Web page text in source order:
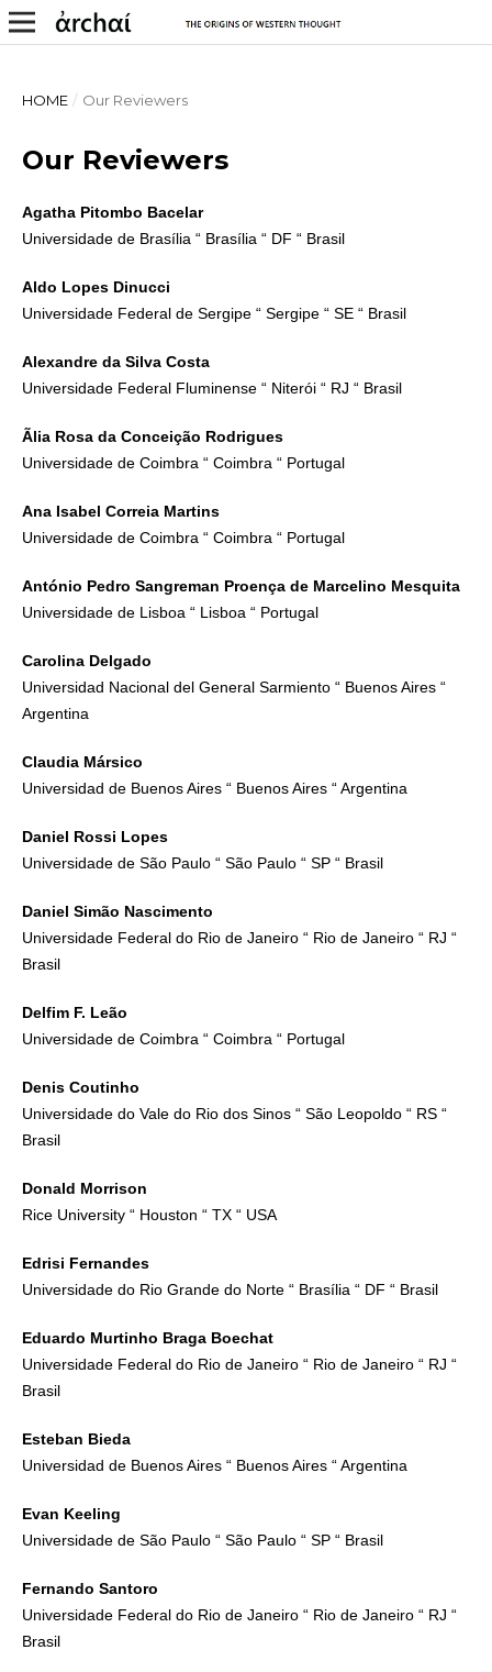
HOME / Our Reviewers
Our Reviewers
Agatha Pitombo Bacelar
Universidade de Brasília “ Brasília “ DF “ Brasil
Aldo Lopes Dinucci
Universidade Federal de Sergipe “ Sergipe “ SE “ Brasil
Alexandre da Silva Costa
Universidade Federal Fluminense “ Niterói “ RJ “ Brasil
Ãlia Rosa da Conceição Rodrigues
Universidade de Coimbra “ Coimbra “ Portugal
Ana Isabel Correia Martins
Universidade de Coimbra “ Coimbra “ Portugal
António Pedro Sangreman Proença de Marcelino Mesquita
Universidade de Lisboa “ Lisboa “ Portugal
Carolina Delgado
Universidad Nacional del General Sarmiento “ Buenos Aires “
Argentina
Claudia Mársico
Universidad de Buenos Aires “ Buenos Aires “ Argentina
Daniel Rossi Lopes
Universidade de São Paulo “ São Paulo “ SP “ Brasil
Daniel Simão Nascimento
Universidade Federal do Rio de Janeiro “ Rio de Janeiro “ RJ “
Brasil
Delfim F. Leão
Universidade de Coimbra “ Coimbra “ Portugal
Denis Coutinho
Universidade do Vale do Rio dos Sinos “ São Leopoldo “ RS “
Brasil
Donald Morrison
Rice University “ Houston “ TX “ USA
Edrisi Fernandes
Universidade do Rio Grande do Norte “ Brasília “ DF “ Brasil
Eduardo Murtinho Braga Boechat
Universidade Federal do Rio de Janeiro “ Rio de Janeiro “ RJ “
Brasil
Esteban Bieda
Universidad de Buenos Aires “ Buenos Aires “ Argentina
Evan Keeling
Universidade de São Paulo “ São Paulo “ SP “ Brasil
Fernando Santoro
Universidade Federal do Rio de Janeiro “ Rio de Janeiro “ RJ “
Brasil